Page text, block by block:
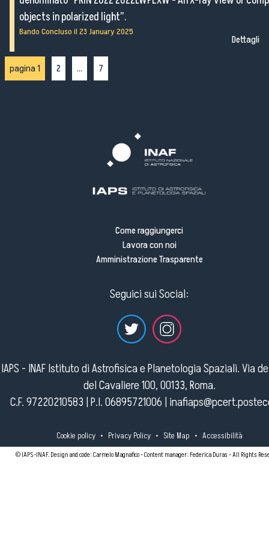
objects in polarized light”.
Bando Concluso il 23 January 2025
Dettagli
pagina 1 2 ... 7
Come raggiungerci
Lavora con noi
Amministrazione Trasparente
Seguici sui Social:
IAPS - INAF Istituto di Astrofisica e Planetologia Spaziali. Via
del Cavaliere 100, 00133, Roma.
C.F. 97220210583 | P.I. 06895721006 |
Cookie policy • Privacy Policy • Site Map • Accessibilità
© IAPS-INAF. Design and code: Carmelo Magnafico - Content manager: Federica Duras - All Rights